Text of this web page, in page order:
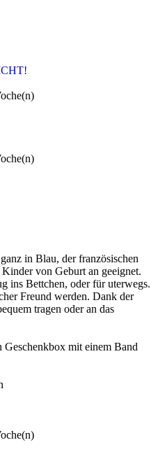
in Blau, der französischen
von Geburt an geeignet.
ins Bettchen, oder für uterwegs.
Freund werden. Dank der
tragen oder an das
Geschenkbox mit einem Band